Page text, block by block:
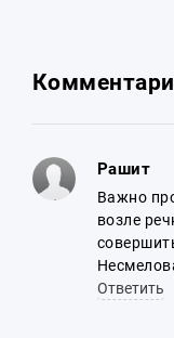
Рашит
Важно
возле
Ответить